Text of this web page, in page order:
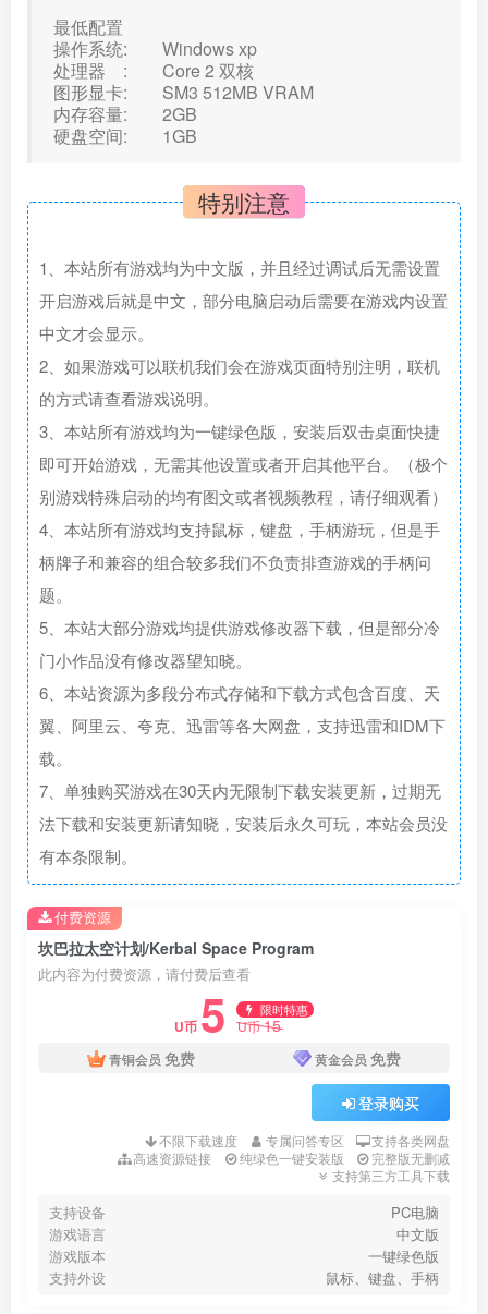
最低配置
操作系统: Windows xp
处理器 : Core 2 双核
图形显卡: SM3 512MB VRAM
内存容量: 2GB
硬盘空间: 1GB
特别注意
1、本站所有游戏均为中文版，并且经过调试后无需设置
开启游戏后就是中文，部分电脑启动后需要在游戏内设置
中文才会显示。
2、如果游戏可以联机我们会在游戏页面特别注明，联机
的方式请查看游戏说明。
3、本站所有游戏均为一键绿色版，安装后双击桌面快捷
即可开始游戏，无需其他设置或者开启其他平台。（极个
别游戏特殊启动的均有图文或者视频教程，请仔细观看）
4、本站所有游戏均支持鼠标，键盘，手柄游玩，但是手
柄牌子和兼容的组合较多我们不负责排查游戏的手柄问
题。
5、本站大部分游戏均提供游戏修改器下载，但是部分冷
门小作品没有修改器望知晓。
6、本站资源为多段分布式存储和下载方式包含百度、天
翼、阿里云、夸克、迅雷等各大网盘，支持迅雷和IDM下
载。
7、单独购买游戏在30天内无限制下载安装更新，过期无
法下载和安装更新请知晓，安装后永久可玩，本站会员没
有本条限制。
坎巴拉太空计划/Kerbal Space Program
此内容为付费资源，请付费后查看
U币 5 限时特惠
U币15
青铜会员 免费 黄金会员 免费
登录购买
不限下载速度 专属问答专区
支持各类网盘
高速资源链接
纯绿色一键安装版
完整版无删减
支持第三方工具下载
支持设备
PC电脑
游戏语言
中文版
游戏版本
一键绿色版
支持外设
鼠标、键盘、手柄
付费资源